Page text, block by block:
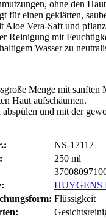
ohne den
für einen geklärten,
Aloe Vera-Saft und
Reinigung mit
Wasser zu
Menge mit sanften
Haut aufschäumen.
und mit der
NS-17117
250 ml
HUYGENS
Flüssigkeit